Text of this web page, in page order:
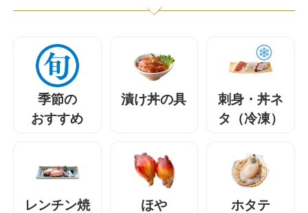
季節の
おすすめ
漬け丼の具
刺身・丼ネ
タ（冷凍）
レンチン焼
ほや ホタテ